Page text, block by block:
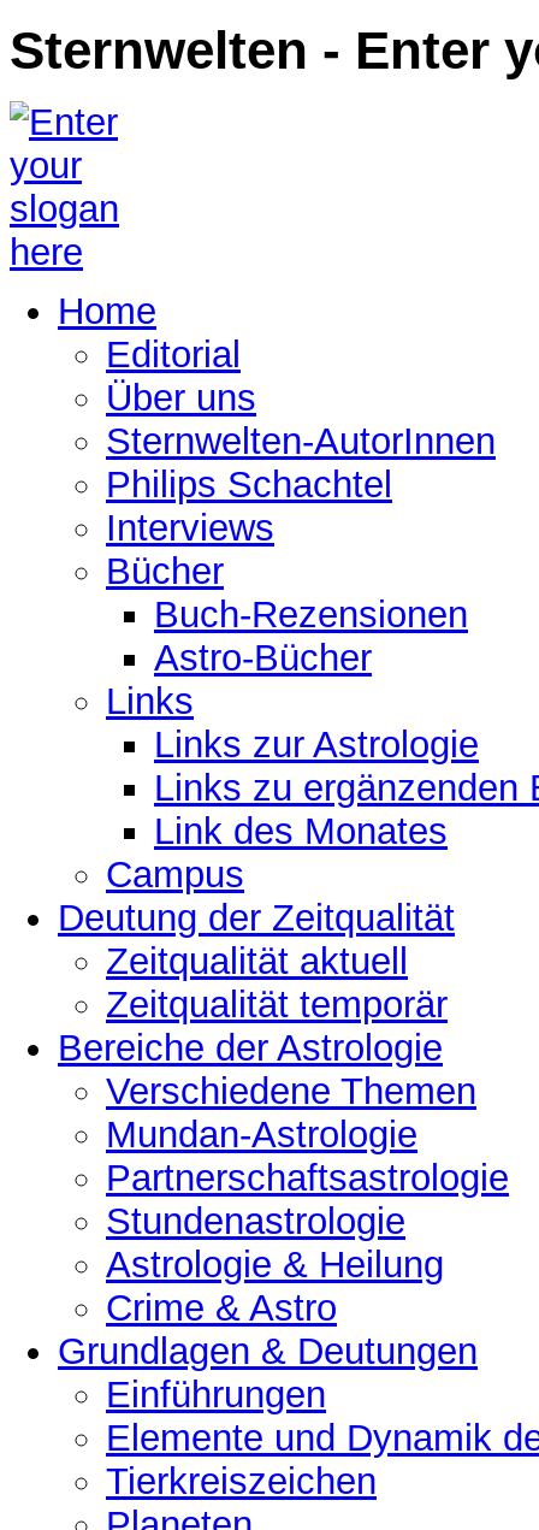
Sternwelten - Enter
Home
Editorial
Über uns
Sternwelten-AutorInnen
Philips Schachtel
Interviews
Bücher
Buch-Rezensionen
Astro-Bücher
Links
Links zur Astrologie
Links zu ergänzenden
Link des Monates
Campus
Deutung der Zeitqualität
Zeitqualität aktuell
Zeitqualität temporär
Bereiche der Astrologie
Verschiedene Themen
Mundan-Astrologie
Partnerschaftsastrologie
Stundenastrologie
Astrologie & Heilung
Crime & Astro
Grundlagen & Deutungen
Einführungen
Elemente und Dynamik
Tierkreiszeichen